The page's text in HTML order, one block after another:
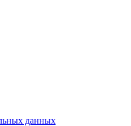
данных